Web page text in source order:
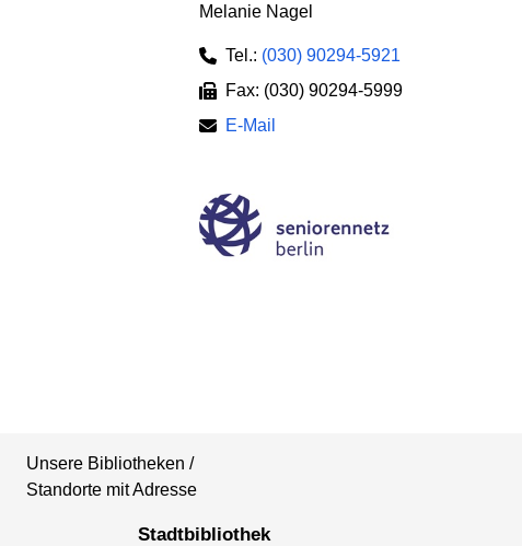
Melanie Nagel
Tel.: (030) 90294-5921
Fax: (030) 90294-5999
E-Mail
Unsere Bibliotheken /
Standorte mit Adresse
Stadtbibliothek